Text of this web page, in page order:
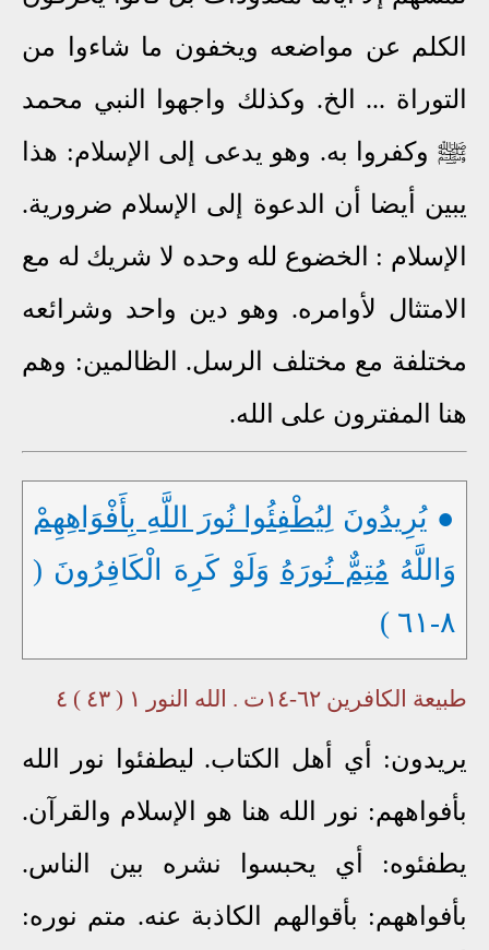
الكلم عن مواضعه ويخفون ما شاءوا من
التوراة ... الخ. وكذلك واجهوا النبي محمد
ﷺ وكفروا به. وهو يدعى إلى الإسلام: هذا
يبين أيضا أن الدعوة إلى الإسلام ضرورية.
الإسلام : الخضوع لله وحده لا شريك له مع
الامتثال لأوامره. وهو دين واحد وشرائعه
مختلفة مع مختلف الرسل. الظالمين: وهم
هنا المفترون على الله.
●يُرِيدُونَ لِيُطْفِئُوا نُورَ اللَّهِ بِأَفْوَاهِهِمْ
وَاللَّهُ مُتِمٌّ نُورَهُ وَلَوْ كَرِهَ الْكَافِرُونَ (
٨-٦١ )
طبيعة الكافرين ٦٢-١٤ت . الله النور ١ ( ٤٣ ) ٤
يريدون: أي أهل الكتاب. ليطفئوا نور الله
بأفواههم: نور الله هنا هو الإسلام والقرآن.
يطفئوه: أي يحبسوا نشره بين الناس.
بأفواههم: بأقوالهم الكاذبة عنه. متم نوره: